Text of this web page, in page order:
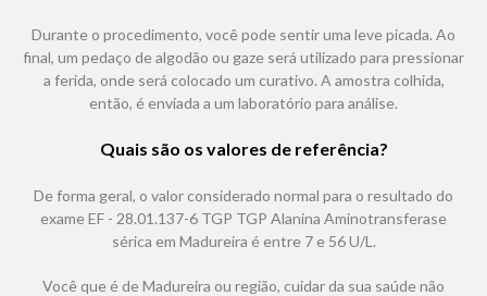
Durante o procedimento, você pode sentir uma leve picada. Ao
final, um pedaço de algodão ou gaze será utilizado para pressionar
a ferida, onde será colocado um curativo. A amostra colhida,
então, é enviada a um laboratório para análise.
Quais são os valores de referência?
De forma geral, o valor considerado normal para o resultado do
exame EF - 28.01.137-6 TGP TGP Alanina Aminotransferase
sérica em Madureira é entre 7 e 56 U/L.
Você que é de Madureira ou região, cuidar da sua saúde não